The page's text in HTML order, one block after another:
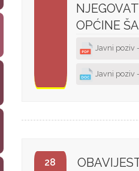
OPĆINE
Javni poziv
Javni poziv
28